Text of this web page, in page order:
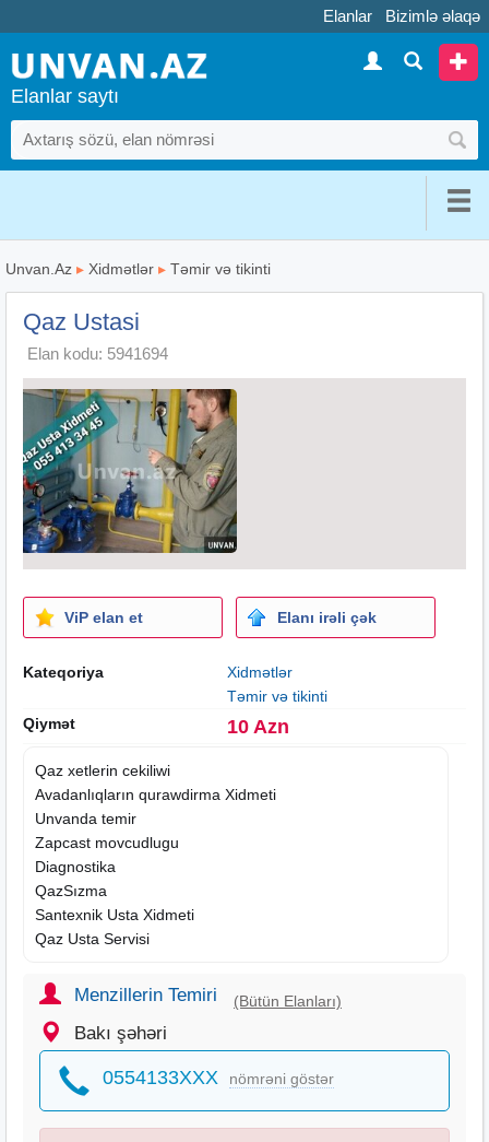
Elanlar Bizimlə əlaqə
Elanlar saytı
Unvan.Az ▸ Xidmətlər ▸ Təmir və tikinti
Qaz Ustasi
Elan kodu: 5941694
ViP elan et Elanı irəli çək
Kateqoriya
Xidmətlər
Təmir və tikinti
Qiymət
10 Azn
Qaz xetlerin cekiliwi
Avadanlıqların qurawdirma Xidmeti
Unvanda temir
Zapcast movcudlugu
Diagnostika
QazSızma
Santexnik Usta Xidmeti
Qaz Usta Servisi
Menzillerin Temiri (Bütün Elanları)
Bakı şəhəri
0554133XXX nömrəni göstər